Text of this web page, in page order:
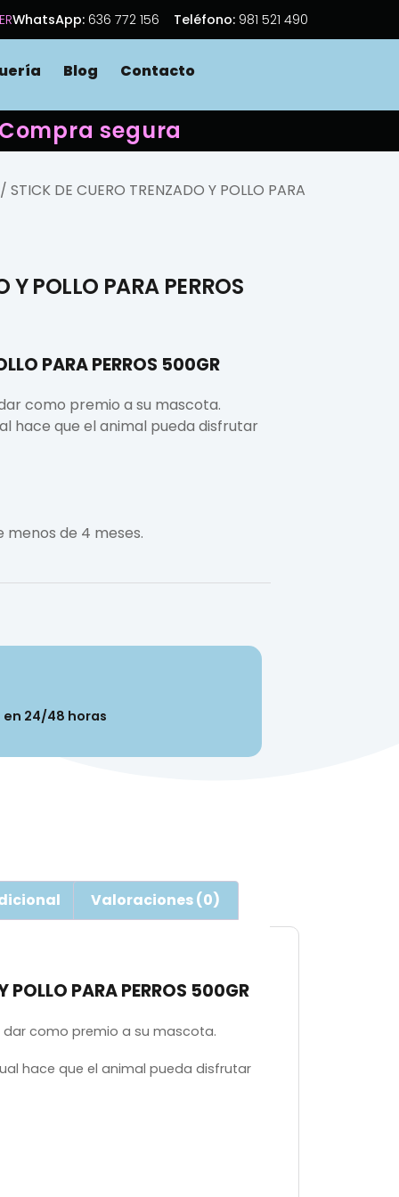
WhatsApp: 636 772 156 Teléfono: 981 521 490
Blog Contacto
segura
STICK DE CUERO TRENZADO Y POLLO PARA
Y POLLO PARA PERROS
PARA PERROS 500GR
como premio a su mascota.
hace que el animal pueda disfrutar
de 4 meses.
en 24/48 horas
Valoraciones (0)
POLLO PARA PERROS 500GR
como premio a su mascota.
hace que el animal pueda disfrutar